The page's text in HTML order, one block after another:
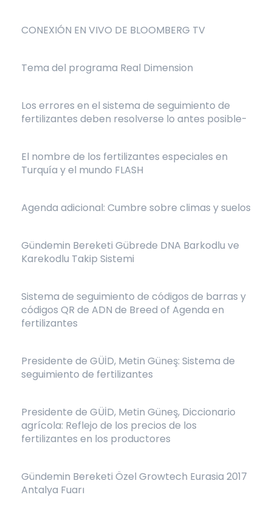
CONEXIÓN EN VIVO DE BLOOMBERG TV
Tema del programa Real Dimension
Los errores en el sistema de seguimiento de
fertilizantes deben resolverse lo antes posible-
El nombre de los fertilizantes especiales en
Turquía y el mundo FLASH
Agenda adicional: Cumbre sobre climas y suelos
Gündemin Bereketi Gübrede DNA Barkodlu ve
Karekodlu Takip Sistemi
Sistema de seguimiento de códigos de barras y
códigos QR de ADN de Breed of Agenda en
fertilizantes
Presidente de GÜİD, Metin Güneş: Sistema de
seguimiento de fertilizantes
Presidente de GÜİD, Metin Güneş, Diccionario
agrícola: Reflejo de los precios de los
fertilizantes en los productores
Gündemin Bereketi Özel Growtech Eurasia 2017
Antalya Fuarı